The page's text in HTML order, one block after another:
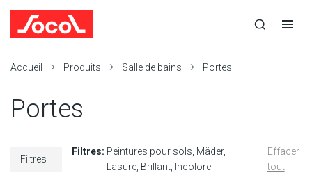
recherche
recherche
navigation
Accueil Produits Salle de bains Portes
Portes
Filtres
Filtres: Peintures pour sols Mäder
Lasure Brillant Incolore
Effacer
tout